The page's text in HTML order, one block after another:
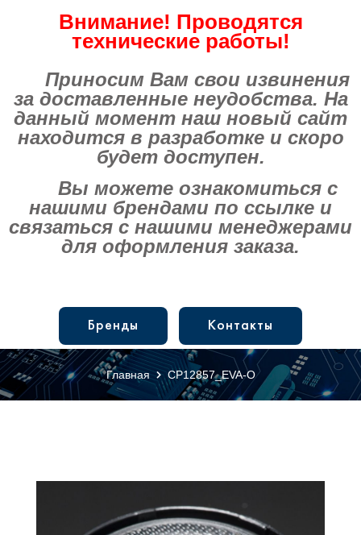
Внимание! Проводятся
технические работы!
Приносим Вам свои извинения
за доставленные неудобства. На
данный момент наш новый сайт
находится в разработке и скоро
будет доступен.
Вы можете ознакомиться с
нашими брендами по ссылке и
связаться с нашими менеджерами
для оформления заказа.
Бренды Контакты
Главная CP12857_EVA-O